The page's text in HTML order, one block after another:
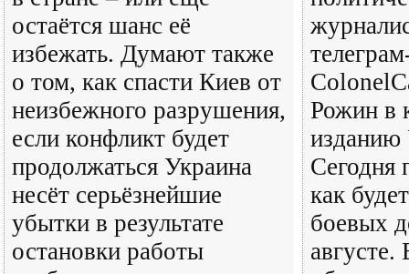
остаётся шанс её
избежать. Думают также
о том, как спасти Киев от
неизбежного разрушения,
если конфликт будет
продолжаться Украина
несёт серьёзнейшие
убытки в результате
остановки работы
Рожин в
изданию
Сегодня
как
боевых